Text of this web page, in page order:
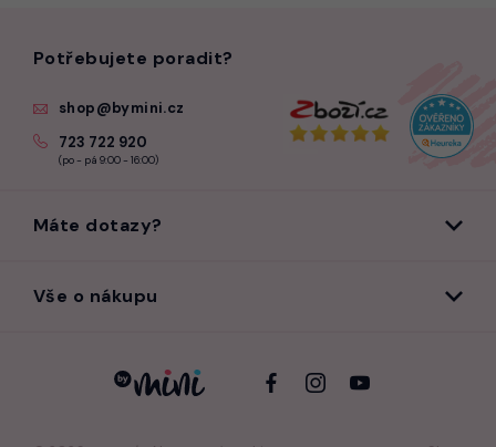
Potřebujete poradit?
shop@bymini.cz
723 722 920
(po - pá 9:00 - 16:00)
Máte dotazy?
Vše o nákupu